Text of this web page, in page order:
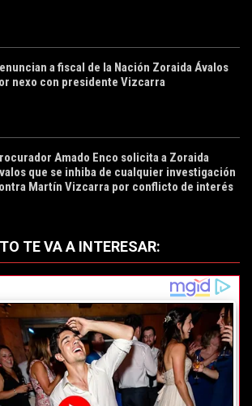
a fiscal de la Nación Zoraida Ávalos
nexo con presidente Vizcarra
Amado Enco solicita a Zoraida
que se inhiba de cualquier investigación
Martín Vizcarra por conflicto de interés
TE VA A INTERESAR: